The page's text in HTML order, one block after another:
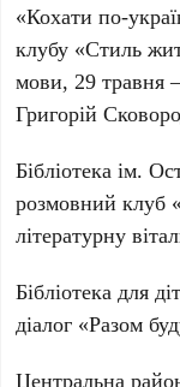
«Кохати по-
клубу «Стиль
мови, 29 травня
Григорій
Бібліотека ім.
розмовний клуб
літературну
Бібліотека для
діалог «Разом
Центральна